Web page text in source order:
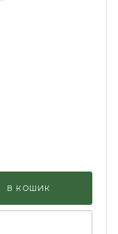
В КОШИК